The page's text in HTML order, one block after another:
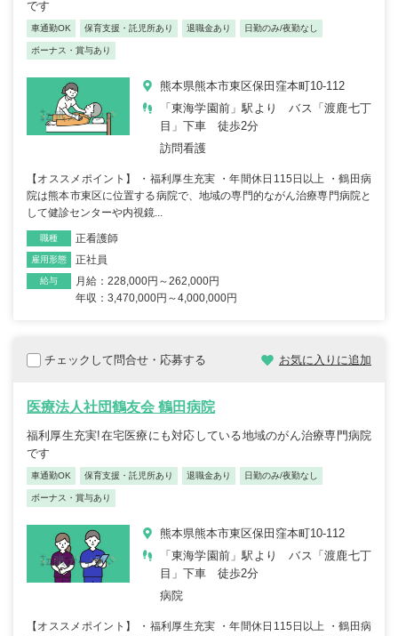
です
車通勤OK 保育支援・託児所あり 退職金あり 日勤のみ/夜勤なし
ボーナス・賞与あり
熊本県熊本市東区保田窪本町10-112
「東海学園前」駅より バス「渡鹿七丁
目」下車 徒歩2分
訪問看護
【オススメポイント】 ・福利厚生充実 ・年間休日115日以上 ・鶴田病
院は熊本市東区に位置する病院で、地域の専門的ながん治療専門病院と
して健診センターや内視鏡...
職種 正看護師
雇用形態 正社員
給与
月給：228,000円～262,000円
年収：3,470,000円～4,000,000円
チェックして問合せ・応募する お気に入りに追加
医療法人社団鶴友会 鶴田病院
福利厚生充実!在宅医療にも対応している地域のがん治療専門病院
です
車通勤OK 保育支援・託児所あり 退職金あり 日勤のみ/夜勤なし
ボーナス・賞与あり
熊本県熊本市東区保田窪本町10-112
「東海学園前」駅より バス「渡鹿七丁
目」下車 徒歩2分
病院
【オススメポイント】 ・福利厚生充実 ・年間休日115日以上 ・鶴田病